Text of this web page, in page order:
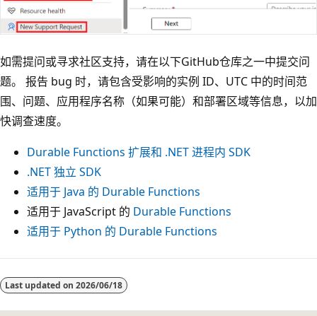
如需提问或寻求社区支持，请在以下GitHub仓库之一中提交问
题。 报告 bug 时，请包含受影响的实例 ID、UTC 中的时间范
围、问题、应用程序名称（如果可能）和部署区域等信息，以加
快调查速度。
Durable Functions 扩展和 .NET 进程内 SDK
.NET 独立 SDK
适用于 Java 的 Durable Functions
适用于 JavaScript 的 Durable Functions
适用于 Python 的 Durable Functions
Last updated on 2026/06/18